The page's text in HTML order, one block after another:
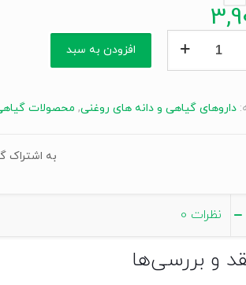
افزودن به سبد
داروهای گياهی و دانه های روغنی, محصولات
به اشتراک
نظرات 0
و بررسی‌ها